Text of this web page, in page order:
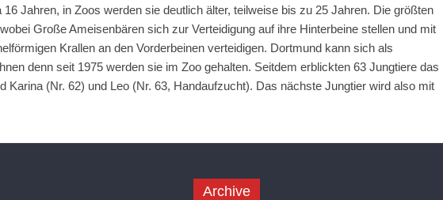
Jahren, in Zoos werden sie deutlich älter, teilweise bis zu 25 Jahren. Die größten
Große Ameisenbären sich zur Verteidigung auf ihre Hinterbeine stellen und mit
Krallen an den Vorderbeinen verteidigen. Dortmund kann sich als
denn seit 1975 werden sie im Zoo gehalten. Seitdem erblickten 63 Jungtiere das
Karina (Nr. 62) und Leo (Nr. 63, Handaufzucht). Das nächste Jungtier wird also mit
Archive